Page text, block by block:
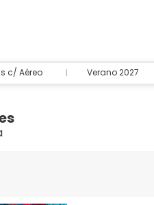
c/ Aéreo Verano 2027